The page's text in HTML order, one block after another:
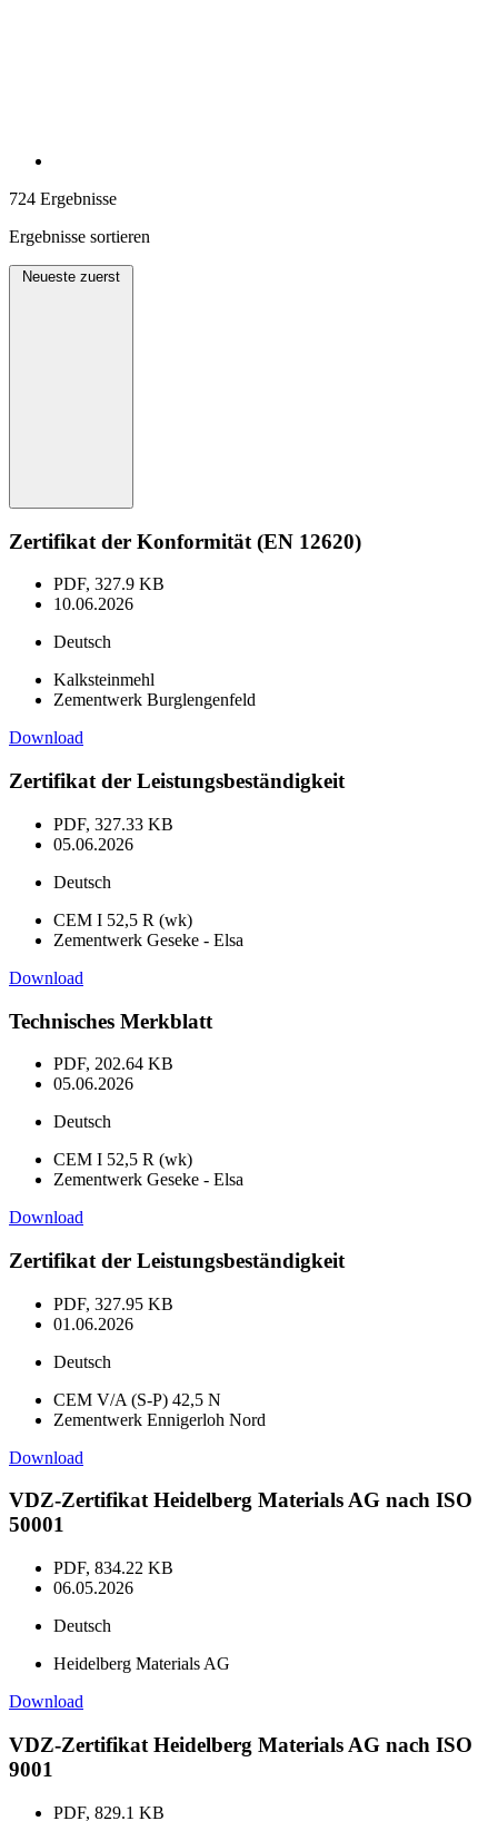
724 Ergebnisse
Ergebnisse sortieren
Neueste zuerst
Zertifikat der Konformität (EN 12620)
PDF, 327.9 KB
10.06.2026
Deutsch
Kalksteinmehl
Zementwerk Burglengenfeld
Download
Zertifikat der Leistungsbeständigkeit
PDF, 327.33 KB
05.06.2026
Deutsch
CEM I 52,5 R (wk)
Zementwerk Geseke - Elsa
Download
Technisches Merkblatt
PDF, 202.64 KB
05.06.2026
Deutsch
CEM I 52,5 R (wk)
Zementwerk Geseke - Elsa
Download
Zertifikat der Leistungsbeständigkeit
PDF, 327.95 KB
01.06.2026
Deutsch
CEM V/A (S-P) 42,5 N
Zementwerk Ennigerloh Nord
Download
VDZ-Zertifikat Heidelberg Materials AG nach ISO
50001
PDF, 834.22 KB
06.05.2026
Deutsch
Heidelberg Materials AG
Download
VDZ-Zertifikat Heidelberg Materials AG nach ISO
9001
PDF, 829.1 KB